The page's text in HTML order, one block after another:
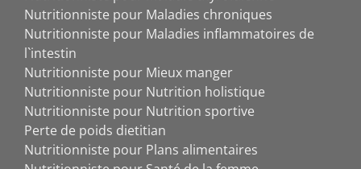
Nutritionniste pour Maladies chroniques
Nutritionniste pour Maladies inflammatoires de
l`intestin
Nutritionniste pour Mieux manger
Nutritionniste pour Nutrition holistique
Nutritionniste pour Nutrition sportive
Perte de poids dietitian
Nutritionniste pour Plans alimentaires